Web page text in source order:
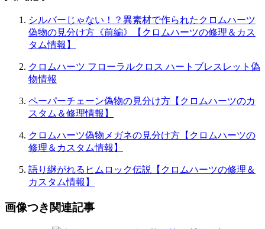
シルバーじゃない！？異素材で作られたクロムハーツ
偽物の見分け方《前編》【クロムハーツの修理＆カス
タム情報】
クロムハーツ フローラルクロス ハートブレスレット偽
物情報
ペーパーチェーン偽物の見分け方【クロムハーツのカ
スタム＆修理情報】
クロムハーツ偽物メガネの見分け方【クロムハーツの
修理＆カスタム情報】
語り継がれるヒムロック伝説【クロムハーツの修理＆
カスタム情報】
画像つき関連記事